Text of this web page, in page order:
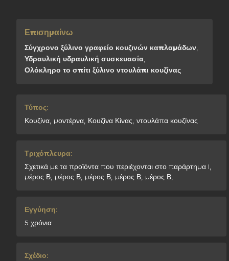
Επισημαίνω
Σύγχρονο ξύλινο γραφείο κουζινών καπλαμάδων,
Υδραυλική υδραυλική συσκευασία,
Ολόκληρο το σπίτι ξύλινο ντουλάπι κουζίνας
Τύπος:
Κουζίνα, μοντέρνα, Κουζίνα Κίνας, ντουλάπα κουζίνας
Τριχόπλευρα:
Σχετικά με τα προϊόντα που περιέχονται στο παράρτημα I,
μέρος Β, μέρος Β, μέρος Β, μέρος Β, μέρος Β,
Εγγύηση:
5 χρόνια
Σχέδιο: